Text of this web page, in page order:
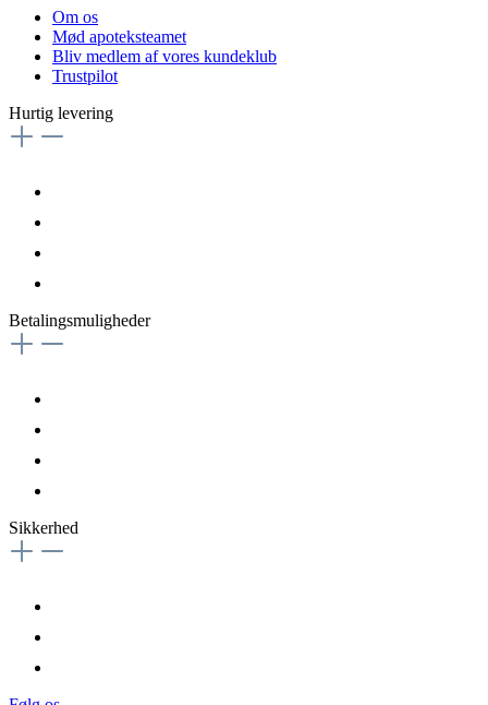
Om os
Mød apoteksteamet
Bliv medlem af vores kundeklub
Trustpilot
Hurtig levering
Betalingsmuligheder
Sikkerhed